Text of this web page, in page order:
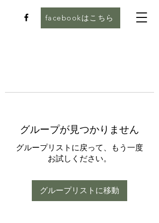
facebookはこちら
グループが見つかりません
グループリストに戻って、もう一度
お試しください。
グループリストに移動